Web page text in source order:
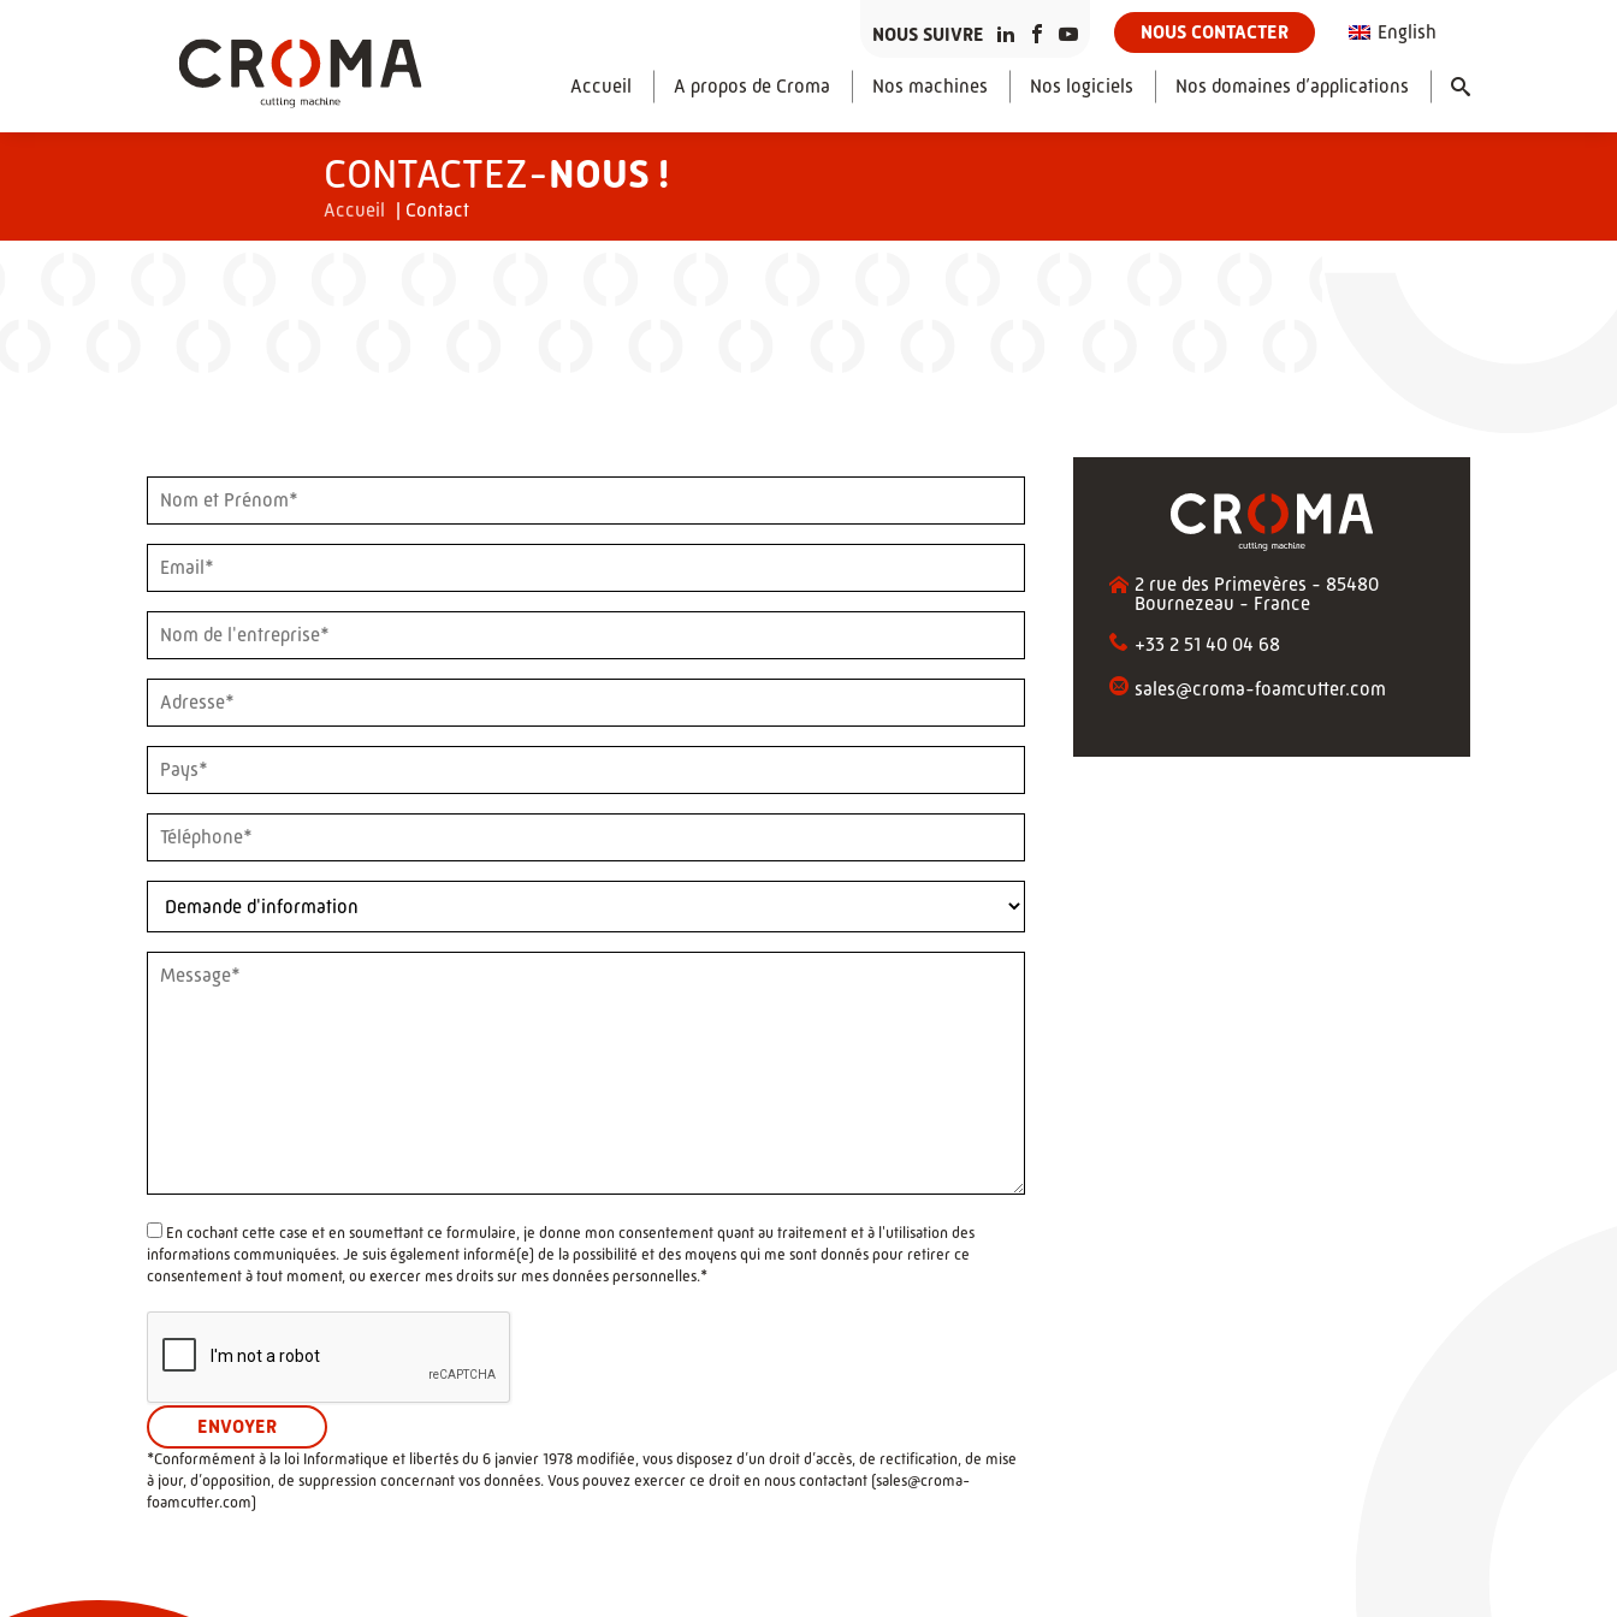
NOUS SUIVRE NOUS CONTACTER English
Accueil A propos de Croma Nos machines Nos logiciels Nos domaines d’applications
CONTACTEZ-NOUS !
Accueil | Contact
En cochant cette case et en soumettant ce formulaire, je donne mon consentement quant au traitement et à l'utilisation des
informations communiquées. Je suis également informé(e) de la possibilité et des moyens qui me sont donnés pour retirer ce
consentement à tout moment, ou exercer mes droits sur mes données personnelles.*
*Conformément à la loi Informatique et libertés du 6 janvier 1978 modifiée, vous disposez d’un droit d’accès, de rectification, de mise
à jour, d’opposition, de suppression concernant vos données. Vous pouvez exercer ce droit en nous contactant (sales@croma-
foamcutter.com)
2 rue des Primevères - 85480
Bournezeau - France
+33 2 51 40 04 68
sales@croma-foamcutter.com